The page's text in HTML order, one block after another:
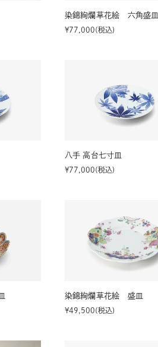
染錦絢爛草花絵 六角盛皿
¥77,000 税込
八手 高台七寸皿
¥77,000 税込
染錦絢爛草花絵 盛皿
¥49,500 税込